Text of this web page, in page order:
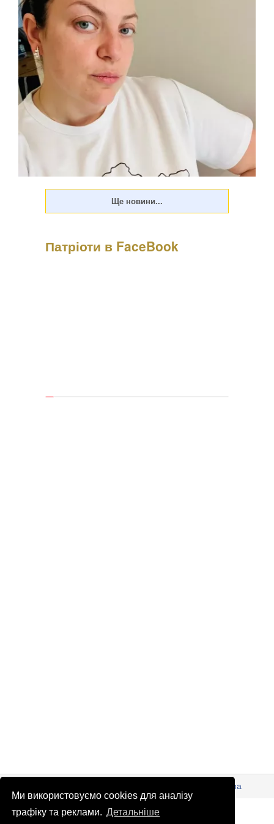
Ми використовуємо cookies для аналізу
трафіку та реклами. Детальніше
Психологиня Наталія Холоденко зізналася, що в
Патріоти в FaceBook
Реклама
info@patrioty.org.ua